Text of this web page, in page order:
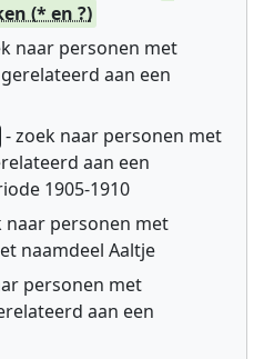
(* en ?)
naar personen met
aan een
- zoek naar personen met
aan een
1905-1910
naar personen met
naamdeel Aaltje
personen met
aan een